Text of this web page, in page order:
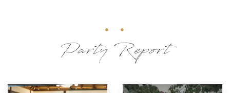
Party Report